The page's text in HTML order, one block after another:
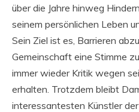
über die Jahre hinweg
seinem persönlichen Leben
Sein Ziel ist es, Barrieren
Gemeinschaft eine Stimme
immer wieder Kritik wegen
erhalten. Trotzdem bleibt
interessantesten Künstler